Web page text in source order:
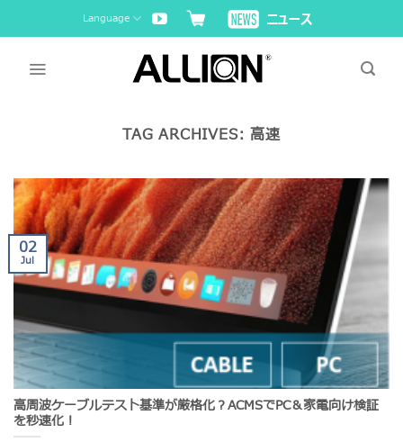
to
Language
TAG ARCHIVES:高速
高周波ケーブルテスト基準が厳格化？ACMSでPC＆家電向け検証
を秒速化！
02
Jul